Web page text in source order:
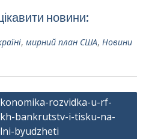
новини:
, мирний план США, Новини
rozvidka-u-rf-
bankrutstv-i-tisku-na-
byudzheti